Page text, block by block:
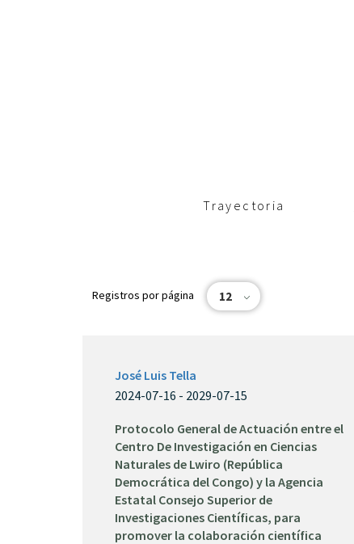
Trayectoria
Registros por página 12
José Luis Tella
2024-07-16 - 2029-07-15
Protocolo General de Actuación entre el
Centro De Investigación en Ciencias
Naturales de Lwiro (República
Democrática del Congo) y la Agencia
Estatal Consejo Superior de
Investigaciones Científicas, para
promover la colaboración científica